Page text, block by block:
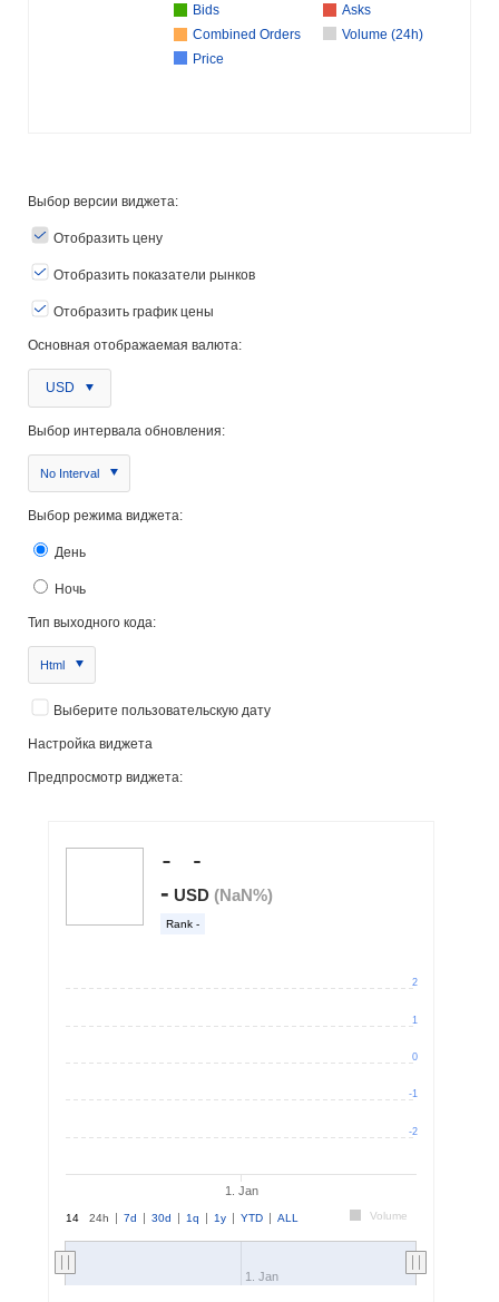
Bids
Asks
Combined Orders
Volume (24h)
Price
Выбор версии виджета:
Отобразить цену
Отобразить показатели рынков
Отобразить график цены
Основная отображаемая валюта:
USD
Выбор интервала обновления:
No Interval
Выбор режима виджета:
День
Ночь
Тип выходного кода:
Html
Выберите пользовательскую дату
Настройка виджета
Предпросмотр виджета: